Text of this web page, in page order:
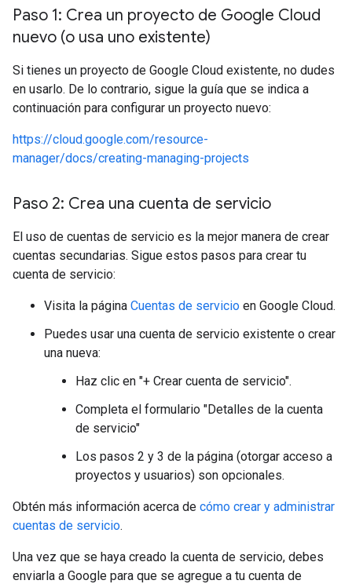
Paso 1: Crea un proyecto de Google Cloud
nuevo (o usa uno existente)
Si tienes un proyecto de Google Cloud existente, no dudes
en usarlo. De lo contrario, sigue la guía que se indica a
continuación para configurar un proyecto nuevo:
https://cloud.google.com/resource-
manager/docs/creating-managing-projects
Paso 2: Crea una cuenta de servicio
El uso de cuentas de servicio es la mejor manera de crear
cuentas secundarias. Sigue estos pasos para crear tu
cuenta de servicio:
Visita la página Cuentas de servicio en Google Cloud.
Puedes usar una cuenta de servicio existente o crear
una nueva:
Haz clic en "+ Crear cuenta de servicio".
Completa el formulario "Detalles de la cuenta
de servicio"
Los pasos 2 y 3 de la página (otorgar acceso a
proyectos y usuarios) son opcionales.
Obtén más información acerca de cómo crear y administrar
cuentas de servicio.
Una vez que se haya creado la cuenta de servicio, debes
enviarla a Google para que se agregue a tu cuenta de